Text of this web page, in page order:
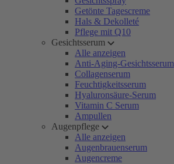
Getönte Tagescreme
Hals & Dekolleté
Pflege mit Q10
Gesichtsserum
Alle anzeigen
Anti-Aging-Gesichtsserum
Collagenserum
Feuchtigkeitsserum
Hyaluronsäure-Serum
Vitamin C Serum
Ampullen
Augenpflege
Alle anzeigen
Augenbrauenserum
Augencreme